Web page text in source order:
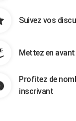
Suivez vos
Mettez en
Profitez de
inscrivant